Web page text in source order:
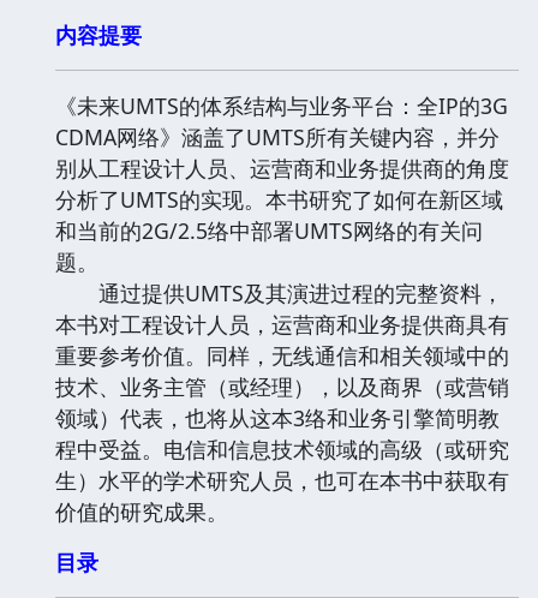
内容提要
《未来UMTS的体系结构与业务平台：全IP的3G
CDMA网络》涵盖了UMTS所有关键内容，并分
别从工程设计人员、运营商和业务提供商的角度
分析了UMTS的实现。本书研究了如何在新区域
和当前的2G/2.5络中部署UMTS网络的有关问
题。
通过提供UMTS及其演进过程的完整资料，
本书对工程设计人员，运营商和业务提供商具有
重要参考价值。同样，无线通信和相关领域中的
技术、业务主管（或经理），以及商界（或营销
领域）代表，也将从这本3络和业务引擎简明教
程中受益。电信和信息技术领域的高级（或研究
生）水平的学术研究人员，也可在本书中获取有
价值的研究成果。
目录